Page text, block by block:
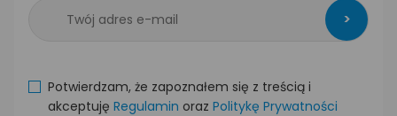
>
Potwierdzam, że zapoznałem się z treścią i
akceptuję Regulamin oraz Politykę Prywatności